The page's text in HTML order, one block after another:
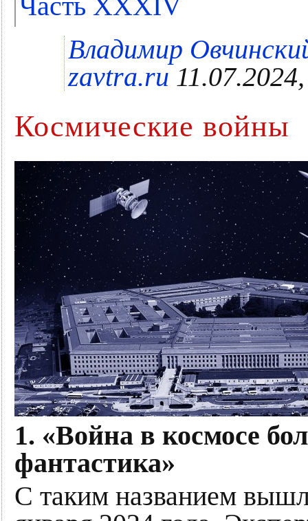
Часть XХXIV
Владимир
zavtra.ru
Космические войны
1. «Война в космосе
фантастика»
С таким названием